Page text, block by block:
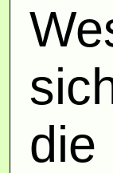
die